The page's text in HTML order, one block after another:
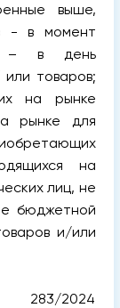
выше,
- в момент
– в день
товаров;
на рынке
рынке для
на
лиц, не
бюджетной
и/или
2024